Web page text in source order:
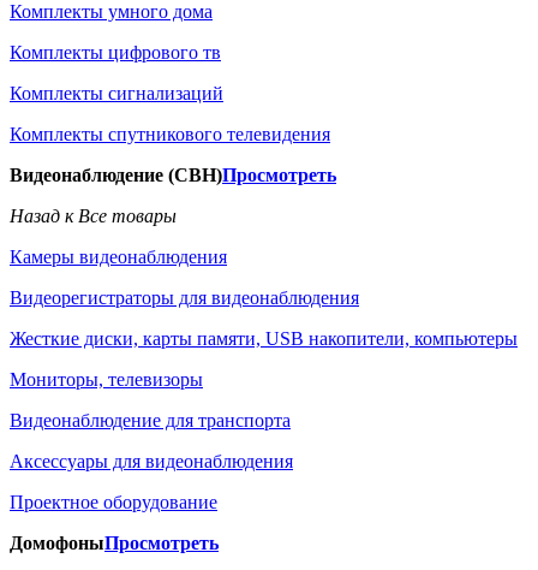
Комплекты умного дома
Комплекты цифрового тв
Комплекты сигнализаций
Комплекты спутникового телевидения
Видеонаблюдение (СВН)Просмотреть
Назад к Все товары
Камеры видеонаблюдения
Видеорегистраторы для видеонаблюдения
Жесткие диски, карты памяти, USB накопители, компьютеры
Мониторы, телевизоры
Видеонаблюдение для транспорта
Аксессуары для видеонаблюдения
Проектное оборудование
ДомофоныПросмотреть